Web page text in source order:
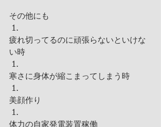
その他にも
疲れ切ってるのに頑張らないといけな
い時
寒さに身体が縮こまってしまう時
美顔作り
体力の自家発電装置稼働